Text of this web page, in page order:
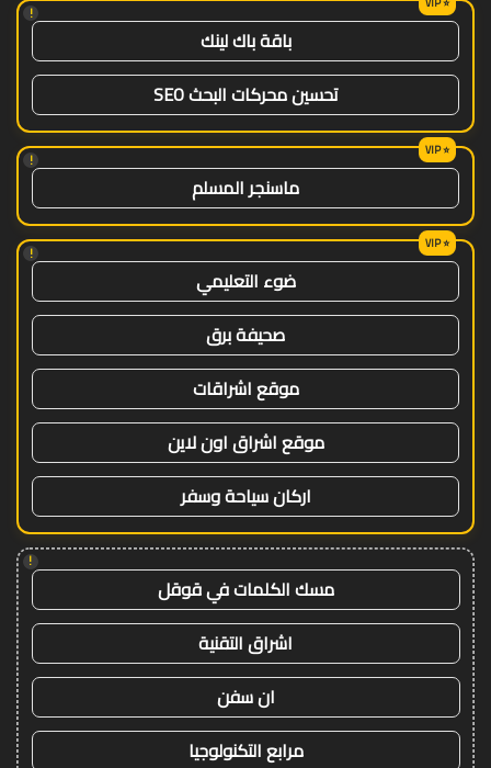
!
باقة باك لينك
تحسين محركات البحث SEO
!
ماسنجر المسلم
!
ضوء التعليمي
صحيفة برق
موقع اشراقات
موقع اشراق اون لاين
اركان سياحة وسفر
!
مسك الكلمات في قوقل
اشراق التقنية
ان سفن
مرابع التكنولوجيا